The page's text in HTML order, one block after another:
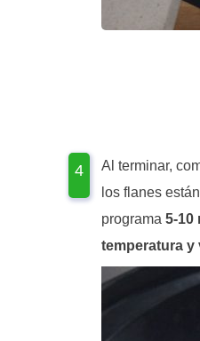
Al terminar,
los flanes
programa 5-10
temperatura y